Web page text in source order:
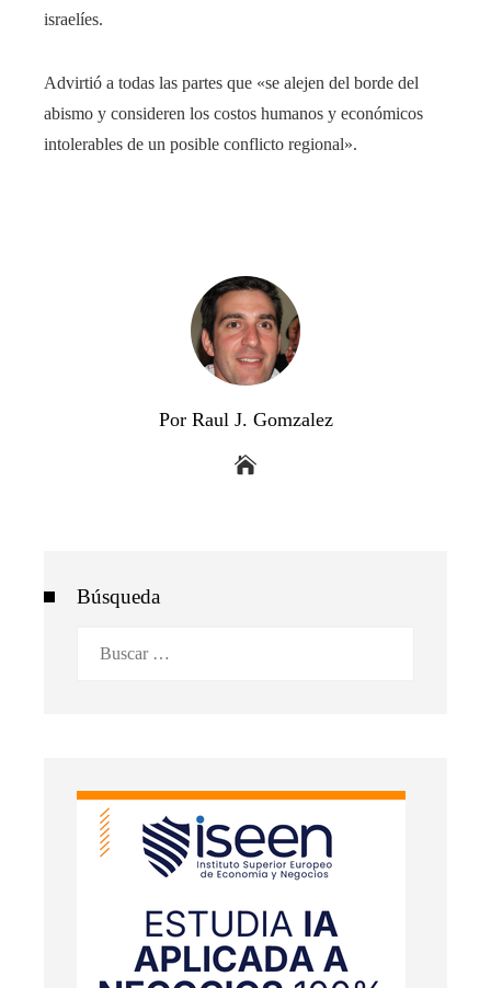
israelíes.
Advirtió a todas las partes que «se alejen del borde del
abismo y consideren los costos humanos y económicos
intolerables de un posible conflicto regional».
Por Raul J. Gomzalez
Búsqueda